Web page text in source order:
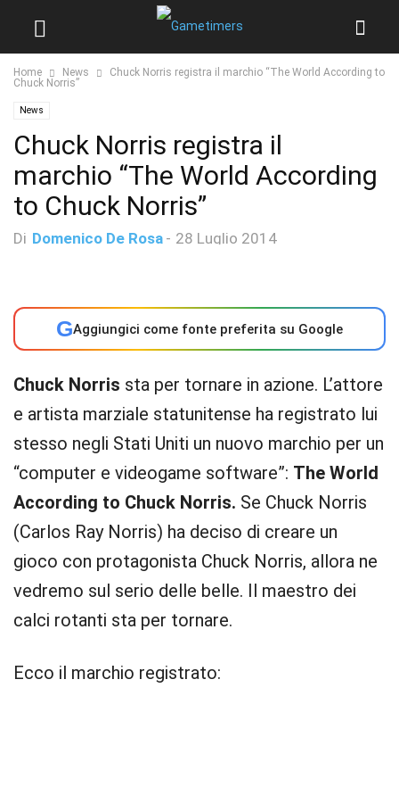
Home News
Chuck Norris registra il marchio “The World According to
Chuck Norris”
News
Chuck Norris registra il
marchio “The World According
to Chuck Norris”
Di Domenico De Rosa - 28 Luglio 2014
GAggiungici come fonte preferita su Google
Chuck Norris sta per tornare in azione. L’attore
e artista marziale statunitense ha registrato lui
stesso negli Stati Uniti un nuovo marchio per un
“computer e videogame software”: The World
According to Chuck Norris. Se Chuck Norris
(Carlos Ray Norris) ha deciso di creare un
gioco con protagonista Chuck Norris, allora ne
vedremo sul serio delle belle. Il maestro dei
calci rotanti sta per tornare.
Ecco il marchio registrato: